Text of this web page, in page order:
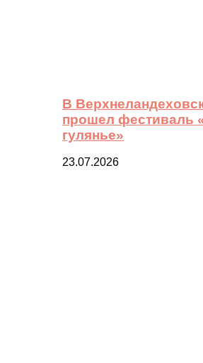
В
прошел фестиваль
гулянье»
23.07.2026